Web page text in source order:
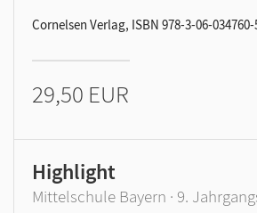
Cornelsen Verlag, ISBN 978-3-06-034760-
29,50 EUR
Highlight
Mittelschule Bayern · 9.